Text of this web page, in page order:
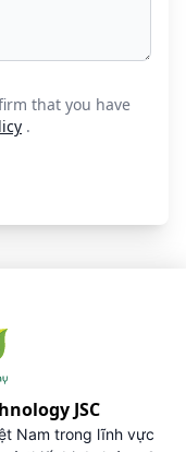
that you have
.
JSC
Nam trong lĩnh vực